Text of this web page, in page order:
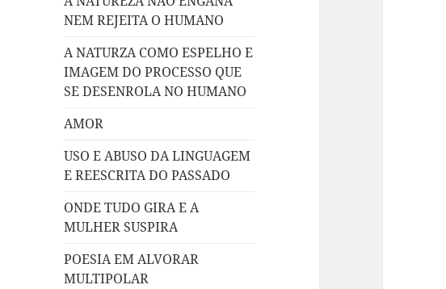
NEM REJEITA O HUMANO
A NATURZA COMO ESPELHO E
IMAGEM DO PROCESSO QUE
SE DESENROLA NO HUMANO
AMOR
USO E ABUSO DA LINGUAGEM
E REESCRITA DO PASSADO
ONDE TUDO GIRA E A
MULHER SUSPIRA
POESIA EM ALVORAR
MULTIPOLAR